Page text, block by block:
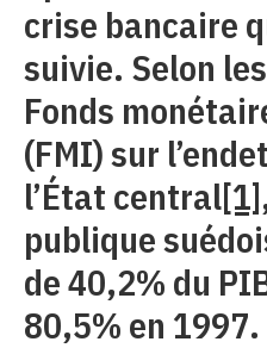
crise bancaire
suivie. Selon
Fonds
(FMI) sur
l’État central[1]
publique
de 40,2% du
80,5% en